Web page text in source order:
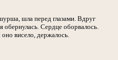
шла перед глазами. Вдруг
обернулась. Сердце оборвалось.
висело, держалось.